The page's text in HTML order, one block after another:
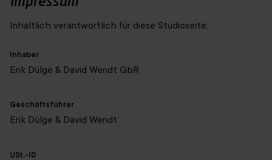
Inhaltlich verantwortlich für diese Studioseite:
Inhaber
Erik Dülge & David Wendt GbR
Geschäftsführer
Erik Dülge & David Wendt
USt.-ID